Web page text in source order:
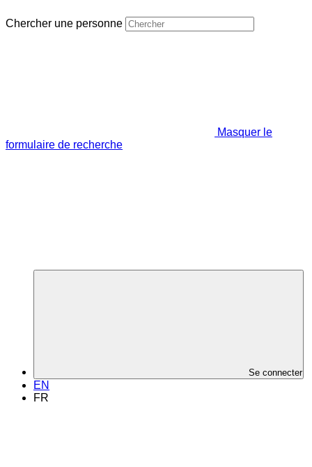
Chercher une personne
Masquer le
formulaire de recherche
Se connecter
EN
FR